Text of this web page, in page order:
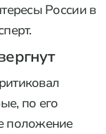
России в
по его
положение